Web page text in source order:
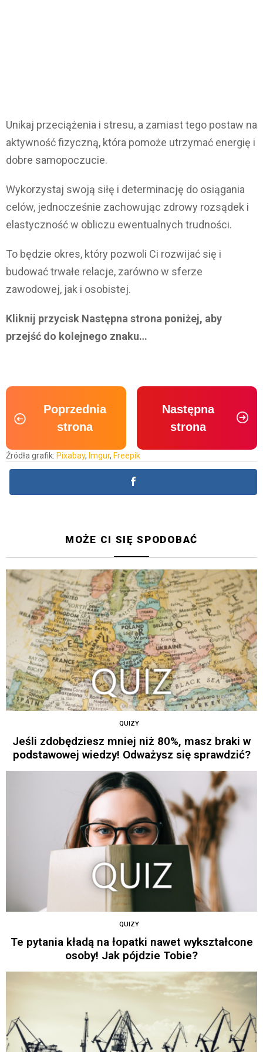
Unikaj przeciążenia i stresu, a zamiast tego postaw na
aktywność fizyczną, która pomoże utrzymać energię i
dobre samopoczucie.
Wykorzystaj swoją siłę i determinację do osiągania
celów, jednocześnie zachowując zdrowy rozsądek i
elastyczność w obliczu ewentualnych trudności.
To będzie okres, który pozwoli Ci rozwijać się i
budować trwałe relacje, zarówno w sferze
zawodowej, jak i osobistej.
Kliknij przycisk Następna strona poniżej, aby
przejść do kolejnego znaku…
Poprzednia
strona
Następna
strona
Źródła grafik: Pixabay, Imgur, Freepik
MOŻE CI SIĘ SPODOBAĆ
QUIZY
Jeśli zdobędziesz mniej niż 80%, masz braki w
podstawowej wiedzy! Odważysz się sprawdzić?
QUIZY
Te pytania kładą na łopatki nawet wykształcone
osoby! Jak pójdzie Tobie?